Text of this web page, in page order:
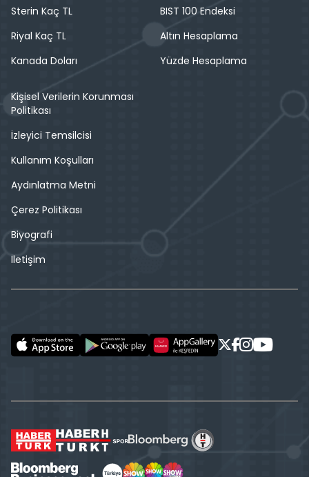
Sterin Kaç TL
Riyal Kaç TL
Kanada Doları
BIST 100 Endeksi
Altın Hesaplama
Yüzde Hesaplama
Kişisel Verilerin Korunması
Politikası
İzleyici Temsilcisi
Kullanım Koşulları
Aydınlatma Metni
Çerez Politikası
Biyografi
İletişim